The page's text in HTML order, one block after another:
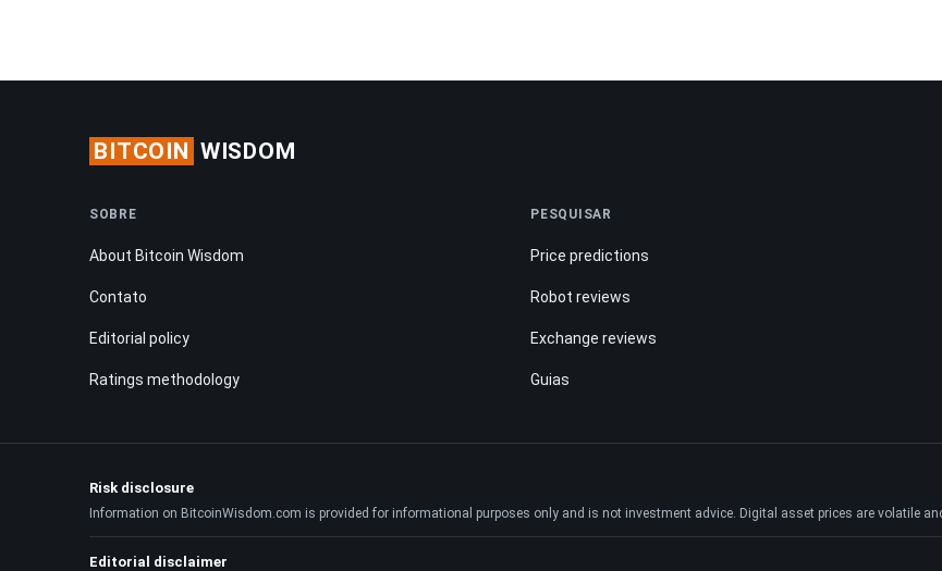
BITCOIN WISDOM
SOBRE
About Bitcoin Wisdom
Contato
Editorial policy
Ratings methodology
PESQUISAR
Price predictions
Robot reviews
Exchange reviews
Guias
Risk disclosure
Information on BitcoinWisdom.com is provided for informational purposes only and is not investment advice. Digital asset prices are volatile
Editorial disclaimer